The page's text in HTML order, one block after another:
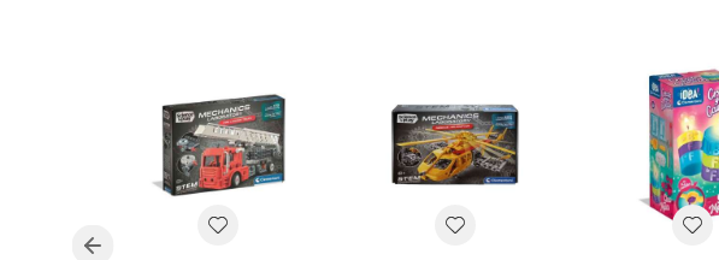
Djevojčice
Uzrast
CREA IDEA